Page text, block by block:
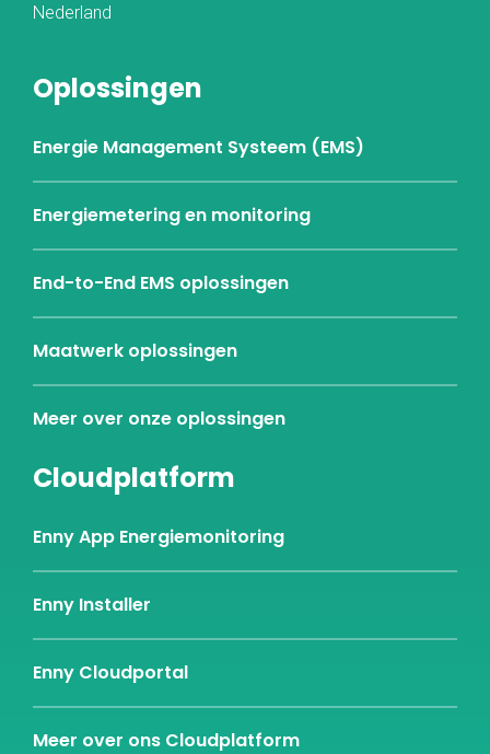
Nederland
Oplossingen
Energie Management Systeem (EMS)
Energiemetering en monitoring
End-to-End EMS oplossingen
Maatwerk oplossingen
Meer over onze oplossingen
Cloudplatform
Enny App Energiemonitoring
Enny Installer
Enny Cloudportal
Meer over ons Cloudplatform